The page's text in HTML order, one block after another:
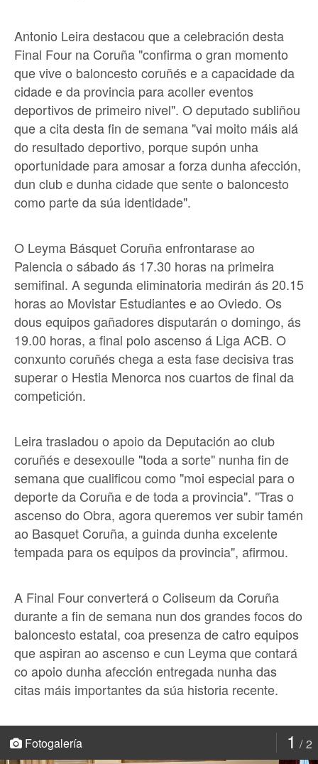
Antonio Leira destacou que a celebración desta
Final Four na Coruña "confirma o gran momento
que vive o baloncesto coruñés e a capacidade da
cidade e da provincia para acoller eventos
deportivos de primeiro nivel". O deputado subliñou
que a cita desta fin de semana "vai moito máis alá
do resultado deportivo, porque supón unha
oportunidade para amosar a forza dunha afección,
dun club e dunha cidade que sente o baloncesto
como parte da súa identidade".
O Leyma Básquet Coruña enfrontarase ao
Palencia o sábado ás 17.30 horas na primeira
semifinal. A segunda eliminatoria medirán ás 20.15
horas ao Movistar Estudiantes e ao Oviedo. Os
dous equipos gañadores disputarán o domingo, ás
19.00 horas, a final polo ascenso á Liga ACB. O
conxunto coruñés chega a esta fase decisiva tras
superar o Hestia Menorca nos cuartos de final da
competición.
Leira trasladou o apoio da Deputación ao club
coruñés e desexoulle "toda a sorte" nunha fin de
semana que cualificou como "moi especial para o
deporte da Coruña e de toda a provincia". "Tras o
ascenso do Obra, agora queremos ver subir tamén
ao Basquet Coruña, a guinda dunha excelente
tempada para os equipos da provincia", afirmou.
A Final Four converterá o Coliseum da Coruña
durante a fin de semana nun dos grandes focos do
baloncesto estatal, coa presenza de catro equipos
que aspiran ao ascenso e cun Leyma que contará
co apoio dunha afección entregada nunha das
citas máis importantes da súa historia recente.
1 2
Fotogalería